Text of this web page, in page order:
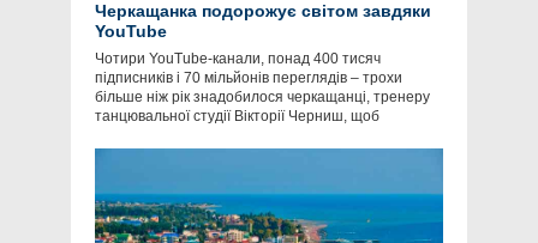
Черкащанка подорожує світом завдяки
YouTube
Чотири YouTube-канали, понад 400 тисяч
підписників і 70 мільйонів переглядів – трохи
більше ніж рік знадобилося черкащанці, тренеру
танцювальної студії Вікторії Черниш, щоб